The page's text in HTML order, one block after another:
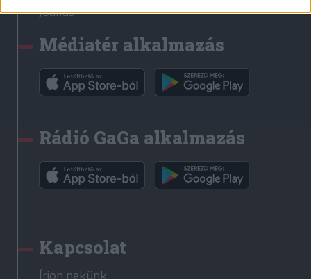
Jóállás
Médiatér alkalmazás
Rádió GaGa alkalmazás
Kapcsolat
Írjon nekünk